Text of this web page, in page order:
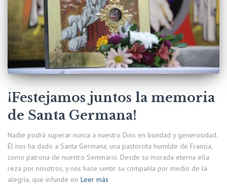
¡Festejamos juntos la memoria
de Santa Germana!
Nadie podrá superar nunca a nuestro Dios en bondad y generosidad.
Él nos ha dado a Santa Germana, una pastorcita humilde de Francia,
como patrona de nuestro Seminario. Desde su morada eterna ella
reza por nosotros, y nos hace sentir su compañía por medio de la
alegría, que infunde en Leer más